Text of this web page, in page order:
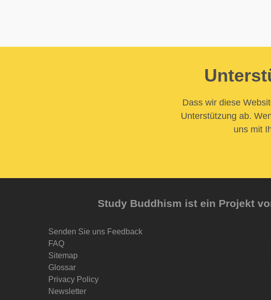
Dass wir diese
Unterstützung ab.
uns mit
Study Buddhism ist ein Projekt
Senden Sie uns Feedback
FAQ
Sitemap
Glossar
Privacy Policy
Newsletter